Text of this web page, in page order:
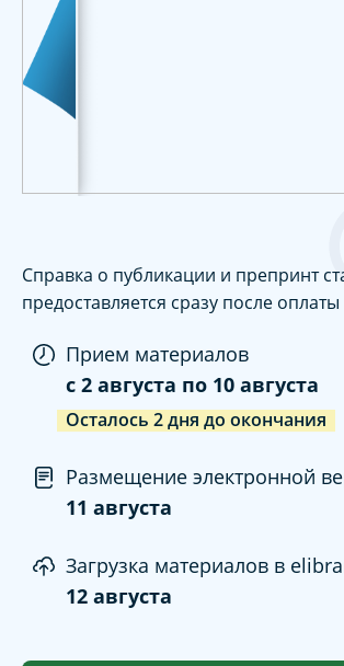
Справка о публикации и препринт
предоставляется сразу после оплаты
Прием материалов
c 2 августа по 10 августа
Осталось 2дня до окончания
Размещение электронной
11 августа
Загрузка материалов в
12 августа